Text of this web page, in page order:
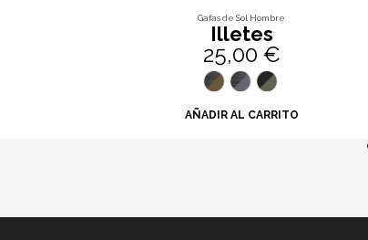
Gafas de Sol Hombre
Illetes
25,00 €
AÑADIR AL CARRITO